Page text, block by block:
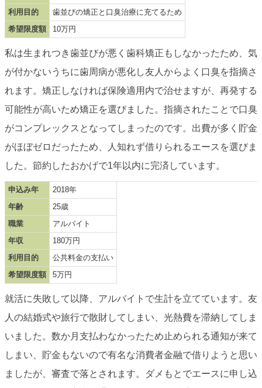
利用目的
歯並びの矯正と口臭治療に充てるため
希望限度額
10万円
私は生まれつき歯並びが悪く歯科矯正もしなかったため、気
が付かないうちに歯周病が悪化し友人からよく口臭を指摘さ
れます。矯正しなければ保険適用内で治せますが、再発する
可能性が高いため矯正を選びました。指摘されたことで口臭
がコンプレックスとなってしまったのです。出費が多く貯金
がほぼゼロだったため、人知れず借りられるエースを選びま
した。節約したおかげで1年以内に完済しています。
申込み年
2018年
年齢
25歳
職業
アルバイト
年収
180万円
利用目的
公共料金の支払い
希望限度額
5万円
就活に失敗して以降、アルバイトで生計を立てています。友
人の結婚式や旅行で散財してしまい、光熱費を滞納してしま
いました。数か月支払わなかったため止められる通知が来て
しまい、貯金もないので有名な消費者金融で借りようと思い
ましたが、審査で落とされます。ダメもとでエースに申し込